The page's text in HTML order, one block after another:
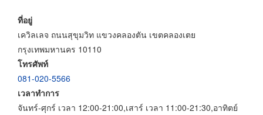
ที่อยู่
เควิลเลจ ถนนสุขุมวิท แขวงคลองตัน เขตคลองเตย
กรุงเทพมหานคร 10110
โทรศัพท์
081-020-5566
เวลาทำการ
จันทร์-ศุกร์ เวลา 12:00-21:00,เสาร์ เวลา 11:00-21:30,อาทิตย์